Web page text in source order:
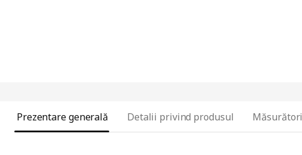
Prezentare generală Detalii privind produsul Măsurători